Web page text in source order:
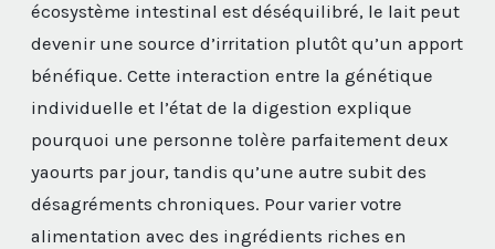
écosystème intestinal est déséquilibré, le lait peut
devenir une source d’irritation plutôt qu’un apport
bénéfique. Cette interaction entre la génétique
individuelle et l’état de la digestion explique
pourquoi une personne tolère parfaitement deux
yaourts par jour, tandis qu’une autre subit des
désagréments chroniques. Pour varier votre
alimentation avec des ingrédients riches en